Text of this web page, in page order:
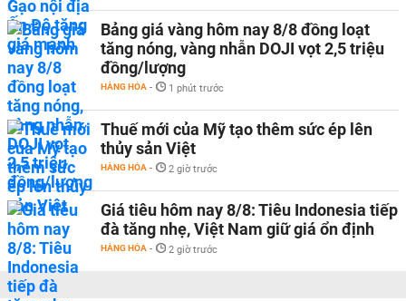
Bảng giá vàng hôm nay 8/8 đồng loạt
tăng nóng, vàng nhẫn DOJI vọt 2,5 triệu
đồng/lượng
HÀNG HÓA - 1 phút trước
Thuế mới của Mỹ tạo thêm sức ép lên
thủy sản Việt
HÀNG HÓA - 2 giờ trước
Giá tiêu hôm nay 8/8: Tiêu Indonesia tiếp
đà tăng nhẹ, Việt Nam giữ giá ổn định
HÀNG HÓA - 2 giờ trước